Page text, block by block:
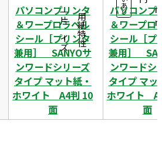
一片サイズ用紙特性
パソコンプリンタ
＆ワープロラベル
シール［プリンタ
兼用］ SANYOサ
ンワードシリーズ
タイプ マット紙・
ホワイト A4判 10
面
あ
り
パソコンプ
＆ワープロ
シール［プ
兼用］
ンワードシ
タイプ マッ
ホワイト
面